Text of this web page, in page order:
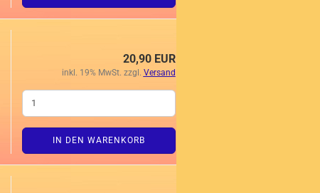
20,90 EUR
inkl. 19% MwSt. zzgl. Versand
IN DEN WARENKORB